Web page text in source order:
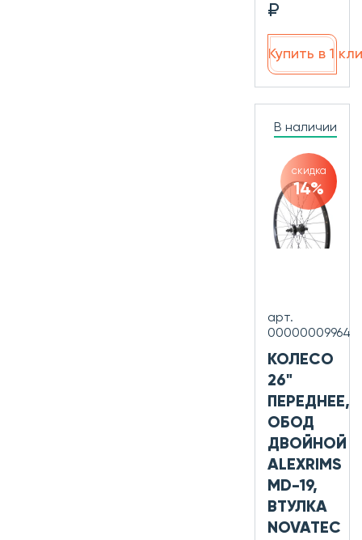
₽
Купить в 1
В наличии
скидка
14%
арт.
00000009964
КОЛЕСО
26"
ПЕРЕДНЕЕ,
ОБОД
ДВОЙНОЙ
ALEXRIMS
MD-19,
ВТУЛКА
NOVATEC